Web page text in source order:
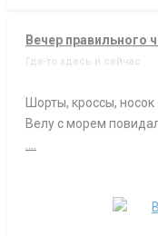
Вечер правильного
Где-то здесь и сейчас
Шорты, кроссы,
Велу с морем